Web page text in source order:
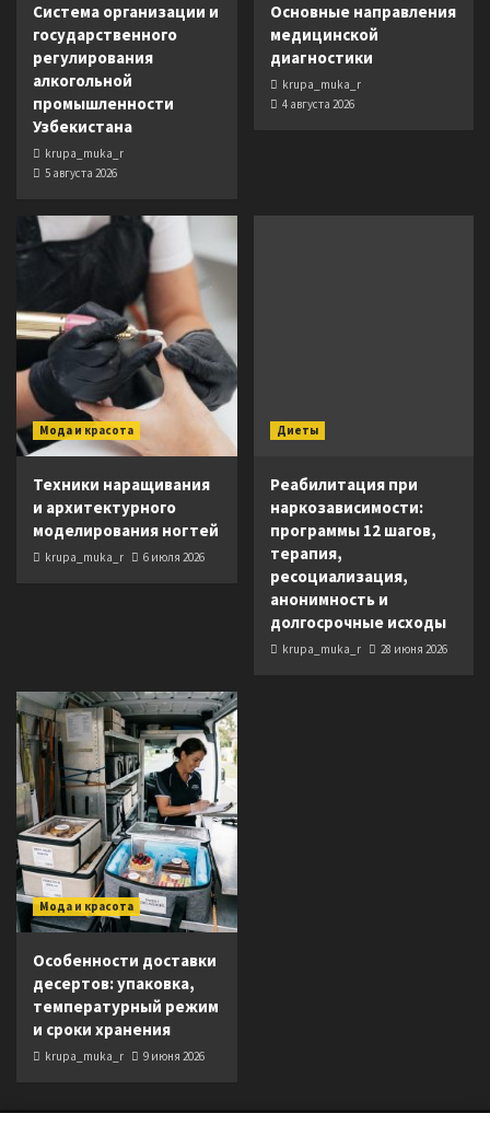
Система организации и
государственного
регулирования
алкогольной
промышленности
Узбекистана
krupa_muka_r
5 августа 2026
Основные направления
медицинской
диагностики
krupa_muka_r
4 августа 2026
Мода и красота
Техники наращивания
и архитектурного
моделирования ногтей
krupa_muka_r 6 июля 2026
Диеты
Реабилитация при
наркозависимости:
программы 12 шагов,
терапия,
ресоциализация,
анонимность и
долгосрочные исходы
krupa_muka_r 28 июня 2026
Мода и красота
Особенности доставки
десертов: упаковка,
температурный режим
и сроки хранения
krupa_muka_r 9 июня 2026